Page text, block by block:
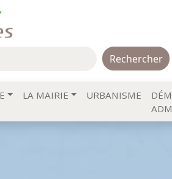
LA MAIRIE URBANISME